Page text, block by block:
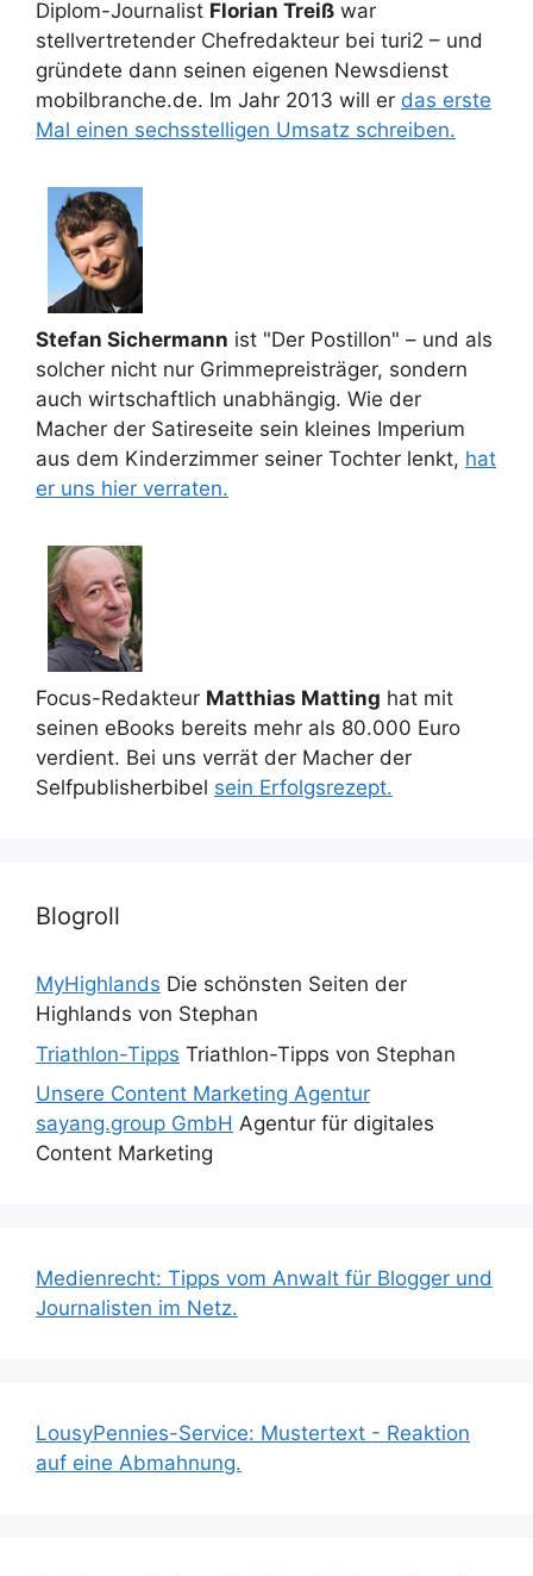
Diplom-Journalist Florian Treiß war
stellvertretender Chefredakteur bei turi2 – und
gründete dann seinen eigenen Newsdienst
mobilbranche.de. Im Jahr 2013 will er das erste
Mal einen sechsstelligen Umsatz schreiben.
Stefan Sichermann ist "Der Postillon" – und als
solcher nicht nur Grimmepreisträger, sondern
auch wirtschaftlich unabhängig. Wie der
Macher der Satireseite sein kleines Imperium
aus dem Kinderzimmer seiner Tochter lenkt, hat
er uns hier verraten.
Focus-Redakteur Matthias Matting hat mit
seinen eBooks bereits mehr als 80.000 Euro
verdient. Bei uns verrät der Macher der
Selfpublisherbibel sein Erfolgsrezept.
Blogroll
MyHighlands Die schönsten Seiten der
Highlands von Stephan
Triathlon-Tipps Triathlon-Tipps von Stephan
Unsere Content Marketing Agentur
sayang.group GmbH Agentur für digitales
Content Marketing
Medienrecht: Tipps vom Anwalt für Blogger und
Journalisten im Netz.
LousyPennies-Service: Mustertext - Reaktion
auf eine Abmahnung.